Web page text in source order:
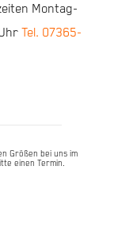
Montag-
Tel. 07365-
Größen bei uns im
einen Termin.